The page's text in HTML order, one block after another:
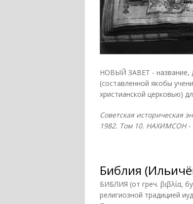
НОВЫЙ ЗАВЕТ - название,
(составленной якобы
христианской церковью)
Советская историческая
1982. Том 10. НАХИМСОН -
Библия
БИБЛИЯ (от греч. βιβλία,
религиозной традицией